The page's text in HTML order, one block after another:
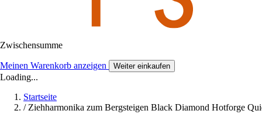
Zwischensumme
Meinen Warenkorb anzeigen Weiter einkaufen
Loading...
Startseite
/ Ziehharmonika zum Bergsteigen Black Diamond Hotforge